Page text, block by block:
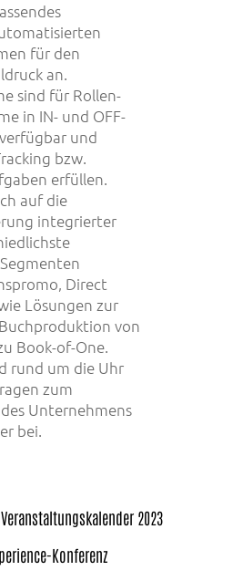
für den
an.
sind für Rollen-
in IN- und OFF-
und
bzw.
erfüllen.
auf die
integrierter
Direct
Lösungen zur
von
Book-of-One.
rund um die Uhr
zum
Unternehmens
bei.
2023
Konferenz